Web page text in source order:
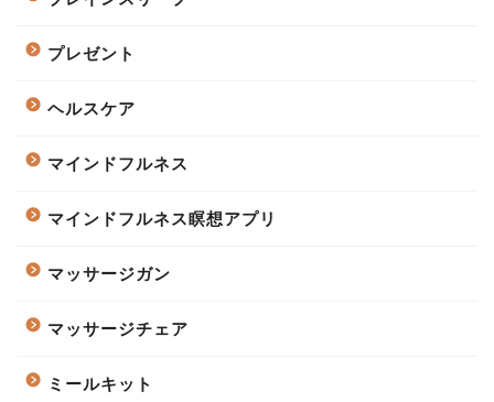
プレゼント
ヘルスケア
マインドフルネス
マインドフルネス瞑想アプリ
マッサージガン
マッサージチェア
ミールキット